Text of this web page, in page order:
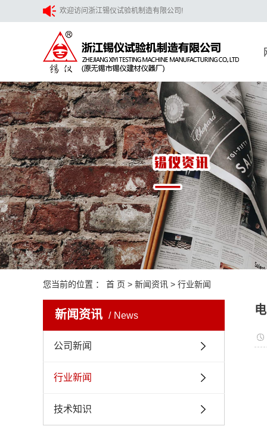
欢迎访问浙江锡仪试验机制造有限公司!
您当前的位置 ： 首 页 > 新闻资讯 > 行业新闻
新闻资讯 News
公司新闻
行业新闻
技术知识